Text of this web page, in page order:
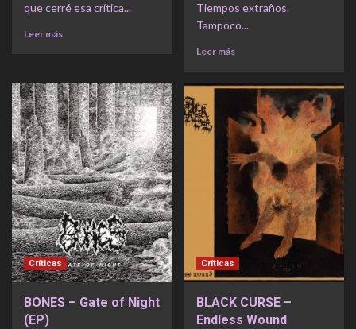
que cerré esa crítica...
Leer más
Tiempos extraños.
Tampoco...
Leer más
Críticas
BONES – Gate of Night
(EP)
Críticas
BLACK CURSE –
Endless Wound